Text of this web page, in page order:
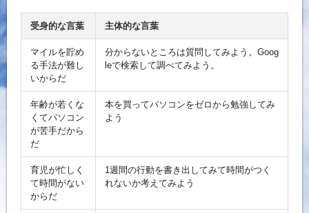
受身的な言葉 主体的な言葉
マイルを貯め
る手法が難し
いからだ
分からないところは質問してみよう。Goog
leで検索して調べてみよう。
年齢が若くな
くてパソコン
が苦手だから
だ
本を買ってパソコンをゼロから勉強してみ
よう
育児が忙しく
て時間がない
からだ
1週間の行動を書き出してみて時間がつく
れないか考えてみよう